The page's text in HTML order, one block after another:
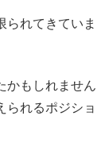
られてきていま
かもしれません
られるポジショ